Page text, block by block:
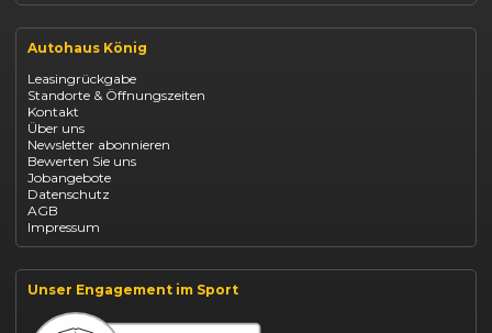
Renault Arkana Leasing
Renault Captur Leasing
Opel Astra leasen
Opel Mokka kaufen
Opel Grandland finanzieren
Opel Vivaro Gewerbeleasing
Fiat 500 finanzieren
Fiat Panda leasen
Dacia Duster finanzieren
Dacia Sandero kaufen
Dacia Jogger leasen
Jeep Compass leasen
Jeep Renegade finanzieren
Suzuki Swift finanzieren
BYD Dolphin finanzieren
Kia Ceed finanzieren
Kia Sportage leasen
Autohaus König
Leasingrückgabe
Standorte & Öffnungszeiten
Kontakt
Über uns
Newsletter abonnieren
Bewerten Sie uns
Jobangebote
Datenschutz
AGB
Impressum
Unser Engagement im Sport